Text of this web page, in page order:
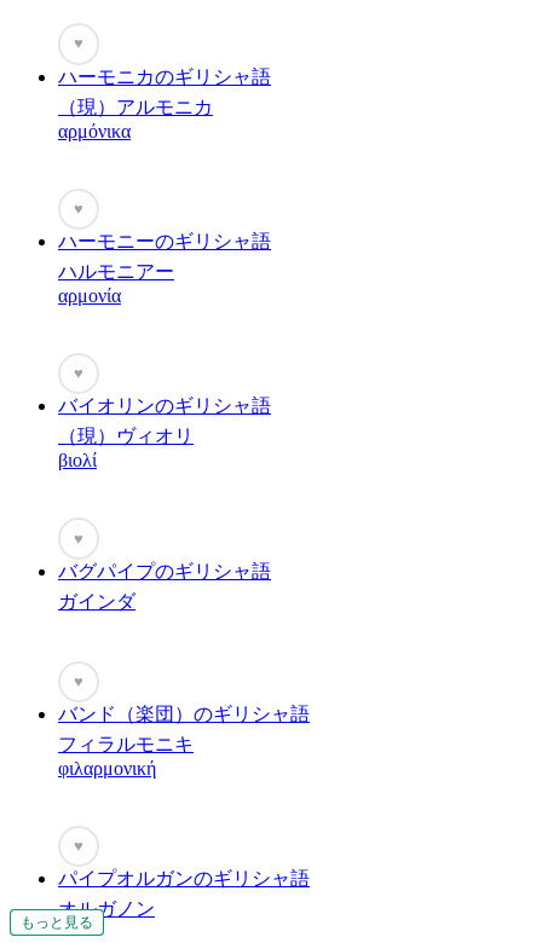
もっと見る
もっと見る
もっと見る
もっと見る
もっと見る
♥
ハーモニカのギリシャ語
（現）アルモニカ
αρμόνικα
♥
ハーモニーのギリシャ語
ハルモニアー
αρμονία
♥
バイオリンのギリシャ語
（現）ヴィオリ
βιολί
♥
バグパイプのギリシャ語
ガインダ
♥
バンド（楽団）のギリシャ語
フィラルモニキ
φιλαρμονική
♥
パイプオルガンのギリシャ語
オルガノン